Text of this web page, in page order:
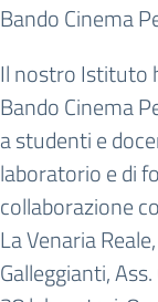
Bando Cinema
Il nostro Istituto
Bando Cinema
a studenti e
laboratorio e di
collaborazione
La Venaria
Galleggianti,